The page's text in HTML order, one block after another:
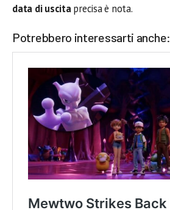
data di uscitaprecisa è nota.
Potrebbero interessarti anche: